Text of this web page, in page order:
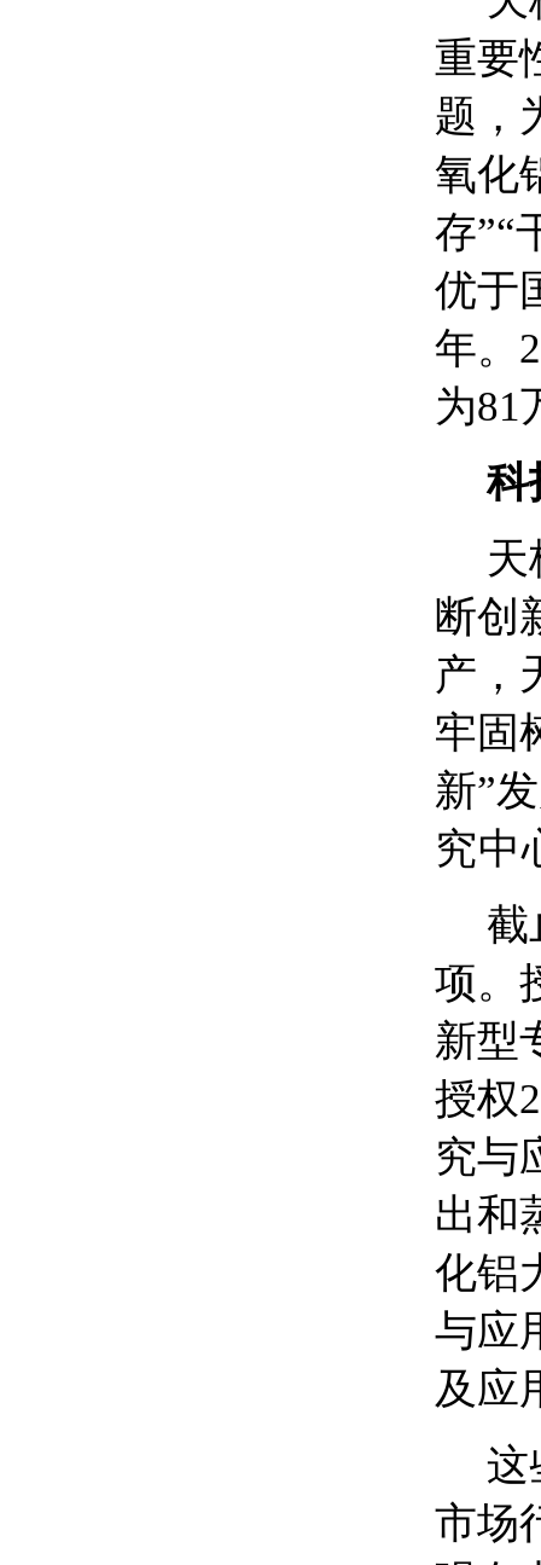
重要
题，
氧化
存”“
优于
年。
为81
科
天
断创
产，
牢固
新”
究中
截
项。
新型
授权
究与
出和
化铝
与应
及应
这
市场